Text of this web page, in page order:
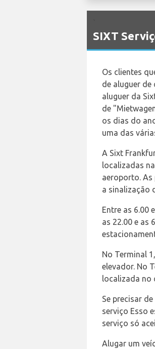
SIXT
Os clientes
de aluguer de
aluguer da
de
os dias do
uma das
A Sixt
localizadas
aeroporto. As
a sinalização
Entre as 6.00
as 22.00 e as
No Terminal
elevador. No
localizada no
Se precisar
serviço Esso
serviço só
Alugar um